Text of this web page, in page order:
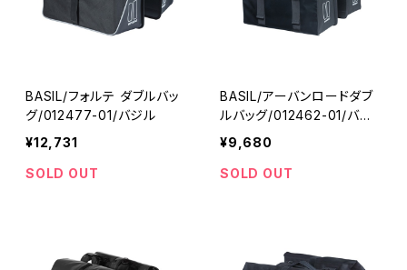
BASIL/フォルテ ダブルバッ
グ/012477-01/バジル
¥12,731
SOLD OUT
BASIL/アーバンロードダブ
ルバッグ/012462-01/バジ
ル
¥9,680
SOLD OUT